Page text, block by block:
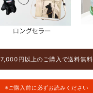
7,000円以上のご購入で送料無料
※ご購入前に必ずお読みください